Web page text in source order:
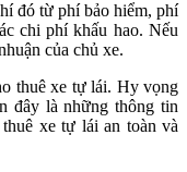
đó từ phí bảo hiểm, phí
chi phí khấu hao. Nếu
của chủ xe.
thuê xe tự lái. Hy vọng
đây là những thông tin
xe tự lái an toàn và